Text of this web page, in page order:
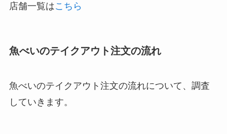
店舗一覧はこちら
魚べいのテイクアウト注文の流れ
魚べいのテイクアウト注文の流れについて、調査
していきます。